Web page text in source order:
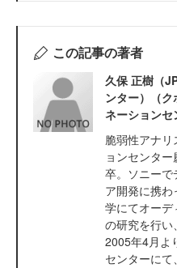
この記事の著者
久保 正樹（
ンター）（
ネーションセ
脆弱性アナ
ョンセンタ
卒。ソニーで
ア開発に携
学にてオーデ
の研究を行い
2005年4月よ
センターにて